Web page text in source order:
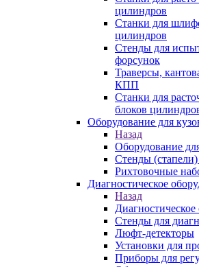
цилиндров
Станки для
цилиндров
Стенды для
форсунок
Траверсы,
КПП
Станки для
блоков
Оборудование для
Назад
Оборудование
Стенды
Рихтовочные
Диагностическое
Назад
Стенды для
Люфт-детекторы
Установки для
Приборы для